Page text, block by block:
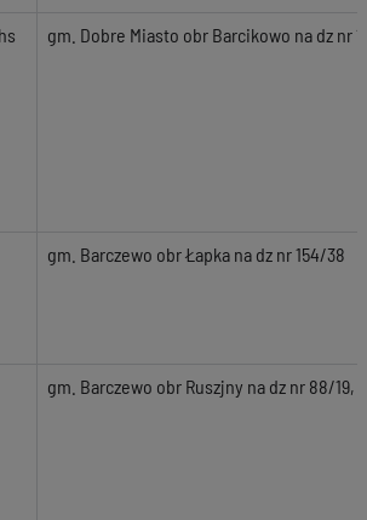
gm. Dobre Miasto obr Barcikowo na dz nr
gm. Barczewo obr Łapka na dz nr 154/38
gm. Barczewo obr Ruszjny na dz nr 88/19,